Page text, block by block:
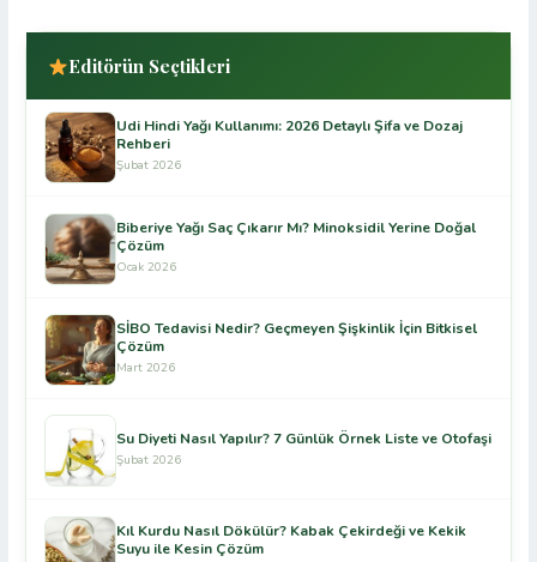
Editörün Seçtikleri
Udi Hindi Yağı Kullanımı: 2026 Detaylı Şifa ve Dozaj
Rehberi
Şubat 2026
Biberiye Yağı Saç Çıkarır Mı? Minoksidil Yerine Doğal
Çözüm
Ocak 2026
SİBO Tedavisi Nedir? Geçmeyen Şişkinlik İçin Bitkisel
Çözüm
Mart 2026
Su Diyeti Nasıl Yapılır? 7 Günlük Örnek Liste ve Otofaşi
Şubat 2026
Kıl Kurdu Nasıl Dökülür? Kabak Çekirdeği ve Kekik
Suyu ile Kesin Çözüm